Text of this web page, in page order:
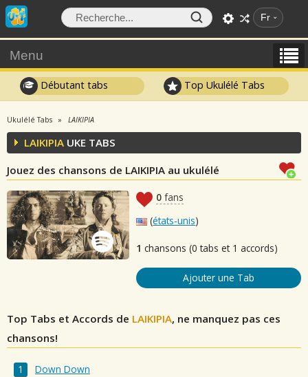
Fr
Menu
Débutant tabs Top Ukulélé Tabs
Ukulélé Tabs LAIKIPIA
LAIKIPIA UKE TABS
Jouez des chansons de LAIKIPIA au ukulélé
0 fans
(états-unis)
1 chansons (0 tabs et 1 accords)
Ajouter une Tab
Top Tabs et Accords de LAIKIPIA, ne manquez pas ces
chansons!
Down Down